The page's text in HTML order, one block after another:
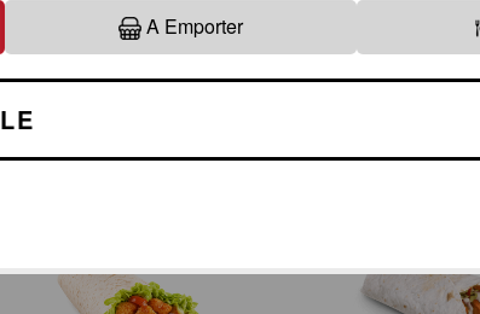
MÉGA ROLL